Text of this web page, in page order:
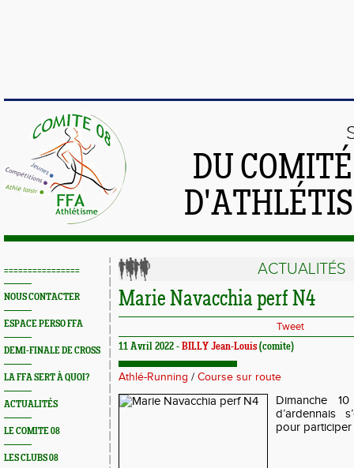
DU
================
NOUS CONTACTER
ESPACE PERSO FFA
DEMI-FINALE DE CROSS
LA FFA SERT À QUOI?
ACTUALITÉS
LE COMITE 08
LES CLUBS 08
ACTUALITÉS
Marie Navacchia perf N4
Tweet
11 Avril 2022 - BILLY Jean-Louis(comite)
Athlé-Running / Course sur route
Dimanche
d’ardennais
pour